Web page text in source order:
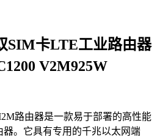
SIM卡LTE工业路由器
V2M925W
路由器是一款易于部署的高性能
器。它具有专用的千兆以太网端